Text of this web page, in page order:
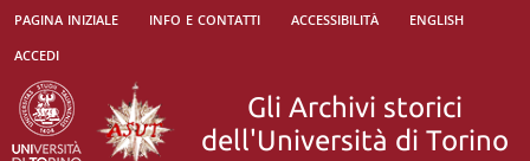
pagina iniziale info e contatti accessibilità
english
accedi